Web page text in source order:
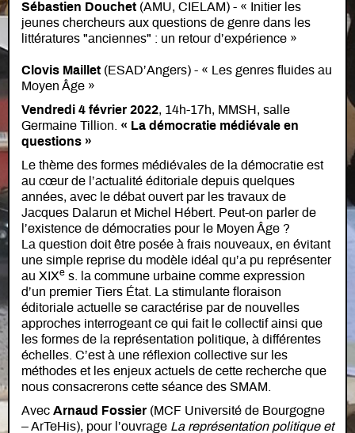
Sébastien Douchet (AMU, CIELAM) - « Initier les
jeunes chercheurs aux questions de genre dans les
littératures "anciennes" : un retour d’expérience »
Clovis Maillet (ESAD’Angers) - « Les genres fluides au
Moyen Âge »
Vendredi 4 février 2022, 14h-17h, MMSH, salle
Germaine Tillion. « La démocratie médiévale en
questions »
Le thème des formes médiévales de la démocratie est
au cœur de l’actualité éditoriale depuis quelques
années, avec le débat ouvert par les travaux de
Jacques Dalarun et Michel Hébert. Peut-on parler de
l’existence de démocraties pour le Moyen Âge ?
La question doit être posée à frais nouveaux, en évitant
une simple reprise du modèle idéal qu’a pu représenter
au XIXe s. la commune urbaine comme expression
d’un premier Tiers État. La stimulante floraison
éditoriale actuelle se caractérise par de nouvelles
approches interrogeant ce qui fait le collectif ainsi que
les formes de la représentation politique, à différentes
échelles. C’est à une réflexion collective sur les
méthodes et les enjeux actuels de cette recherche que
nous consacrerons cette séance des SMAM.
Avec Arnaud Fossier (MCF Université de Bourgogne
– ArTeHis), pour l’ouvrage La représentation politique et